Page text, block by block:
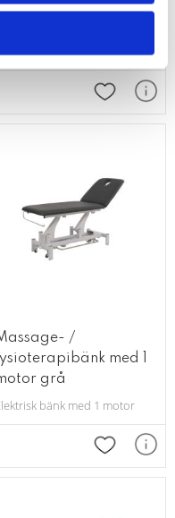
för professionell användning.
ben
Lägg till i
till massage, SPA
/
med 1
grå
bänk med 1 motor
Lägg till i